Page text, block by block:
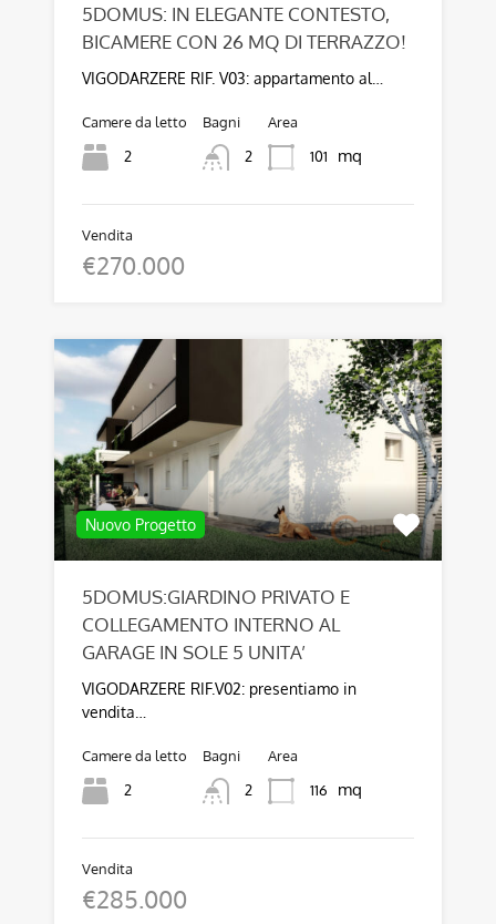
5DOMUS: IN ELEGANTE CONTESTO,
BICAMERE CON 26 MQ DI TERRAZZO!
VIGODARZERE RIF. V03: appartamento al…
Camere da letto
2
Bagni
2
Area
101
mq
Vendita
€270.000
Nuovo Progetto
5DOMUS:GIARDINO PRIVATO E
COLLEGAMENTO INTERNO AL
GARAGE IN SOLE 5 UNITA’
VIGODARZERE RIF.V02: presentiamo in
vendita…
Camere da letto
2
Bagni
2
Area
116
mq
Vendita
€285.000